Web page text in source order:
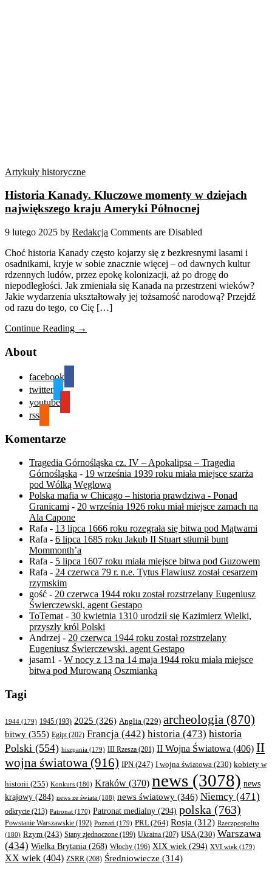
Artykuły historyczne
Historia Kanady. Kluczowe momenty w dziejach
największego kraju Ameryki Północnej
9 lutego 2025 by Redakcja Comments are Disabled
Choć historia Kanady często kojarzy się z bezkresnymi lasami i
osadnikami, kryje w sobie znacznie więcej – od dawnych kultur
rdzennych ludów, przez epokę kolonizacji, aż po drogę do
niepodległości. Jak zmieniała się Kanada na przestrzeni wieków?
Jakie wydarzenia ukształtowały jej tożsamość narodową? Przejdź
od razu do tego, co Cię […]
Continue Reading →
About
facebook
twitter
youtube
rss
Komentarze
Tragedia Górnośląska cz. IV – Apokalipsa – Tragedia
Górnośląska - 19 września 1939 roku miała miejsce szarża
pod Wólką Węglową
Polska mafia w Chicago – historia prawdziwa - Ponad
Granicami - 20 września 1926 roku miał miejsce zamach na
Ala Capone
Rafa - 13 lipca 1666 roku rozegrała się bitwa pod Mątwami
Rafa - 6 lipca 1685 roku Jakub II Stuart stłumił bunt
Mommonth’a
Rafa - 5 lipca 1607 roku miała miejsce bitwa pod Guzowem
Rafa - 24 czerwca 79 r. n.e. Tytus Flawiusz został cesarzem
rzymskim
gość - 20 czerwca 1944 roku został rozstrzelany Eugeniusz
Świerczewski, agent Gestapo
ToTemat - 30 kwietnia 1310 urodził się Kazimierz Wielki,
przyszły król Polski
Andrzej - 20 czerwca 1944 roku został rozstrzelany
Eugeniusz Świerczewski, agent Gestapo
jasam1 - W nocy z 13 na 14 maja 1944 roku miała miejsce
bitwa pod Murowaną Oszmianką
Tagi
1944 (179) 1945 (193) 2025 (326) Anglia (229) archeologia (870)
bitwy (355) Egipt(202) Francja (442) historia (473) historia
Polski (554) hiszpania (179) III Rzesza (201) II Wojna Światowa (406) II
wojna światowa (916) IPN (247) I wojna światowa (230) kobiety w
historii (255) Konkurs (180) Kraków (370) news (3078) news
krajowy (284) news ze świata (188) news światowy (346) Niemcy (471)
odkrycie (213) Patronat (170) Patronat medialny (294) polska (763)
Powstanie Warszawskie (192) Poznań (179) PRL(264) Rosja (312) Rzeczpospolita
(180) Rzym (243) Stany zjednoczone (199) Ukraina (207) USA(230) Warszawa
(434) Wielka Brytania (268) Włochy (196) XIX wiek (294) XVI wiek (179)
XX wiek (404) ZSRR (208) Średniowiecze (314)